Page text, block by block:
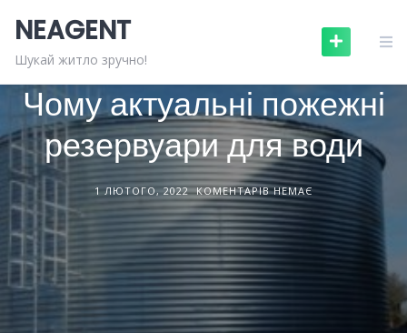
content
NEAGENT
Шукай житло зручно!БУДІВНИЦТВО ТА РЕМОНТ
Чому актуальні пожежні
резервуари для води
1 ЛЮТОГО, 2022 КОМЕНТАРІВ НЕМАЄ